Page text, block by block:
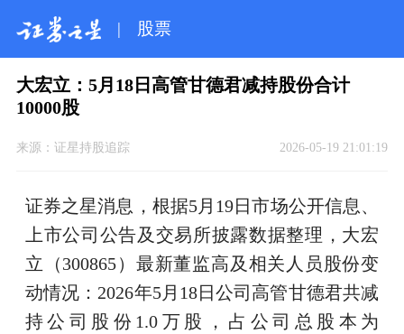
| 股票
大宏立：5月18日高管甘德君减持股份合计
10000股
来源： 证星持股追踪 2026-05-19 21:01:19
证券之星消息，根据5月19日市场公开信息、
上市公司公告及交易所披露数据整理，大宏
立（300865）最新董监高及相关人员股份变
动情况：2026年5月18日公司高管甘德君共减
持公司股份1.0万股，占公司总股本为